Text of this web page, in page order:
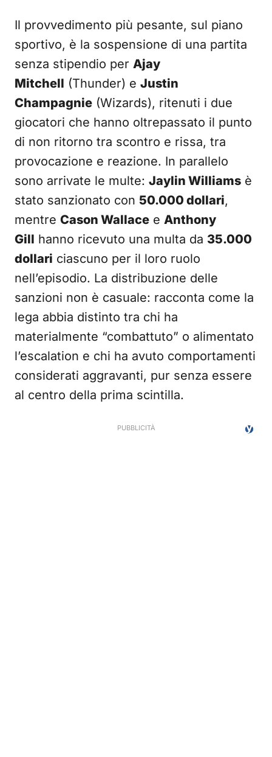
Il provvedimento più pesante, sul piano
sportivo, è la sospensione di una partita
senza stipendio per Ajay
Mitchell (Thunder) e Justin
Champagnie (Wizards), ritenuti i due
giocatori che hanno oltrepassato il punto
di non ritorno tra scontro e rissa, tra
provocazione e reazione. In parallelo
sono arrivate le multe: Jaylin Williams è
stato sanzionato con 50.000 dollari,
mentre Cason Wallace e Anthony
Gill hanno ricevuto una multa da 35.000
dollari ciascuno per il loro ruolo
nell’episodio. La distribuzione delle
sanzioni non è casuale: racconta come la
lega abbia distinto tra chi ha
materialmente “combattuto” o alimentato
l’escalation e chi ha avuto comportamenti
considerati aggravanti, pur senza essere
al centro della prima scintilla.